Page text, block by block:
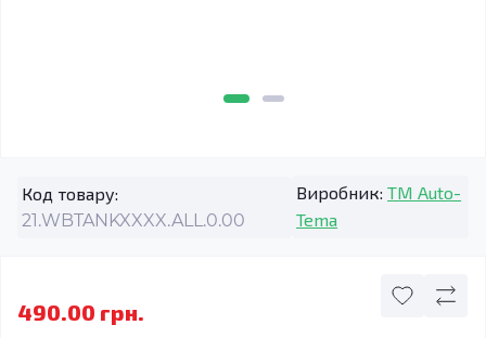
Код товару:
21.WBTANKXXXX.ALL.0.00
Виробник: TM Auto-
Tema
490.00 грн.